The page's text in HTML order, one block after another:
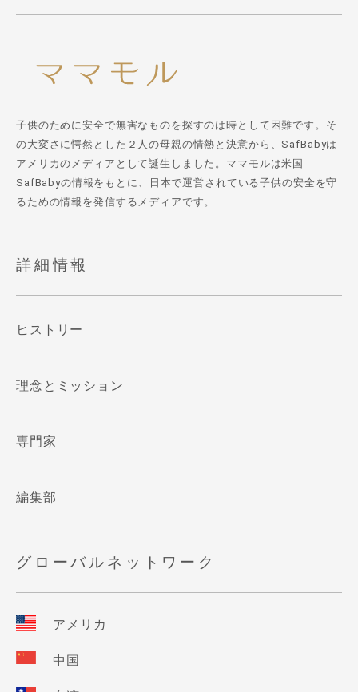
子供のために安全で無害なものを探すのは時として困難です。そ
の大変さに愕然とした２人の母親の情熱と決意から、SafBabyは
アメリカのメディアとして誕生しました。ママモルは米国
SafBabyの情報をもとに、日本で運営されている子供の安全を守
るための情報を発信するメディアです。
詳細情報
ヒストリー
理念とミッション
専門家
編集部
グローバルネットワーク
アメリカ
中国